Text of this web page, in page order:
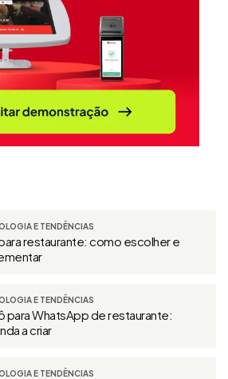
E TENDÊNCIAS
restaurante: como escolher e
E TENDÊNCIAS
para WhatsApp de restaurante:
a criar
E TENDÊNCIAS